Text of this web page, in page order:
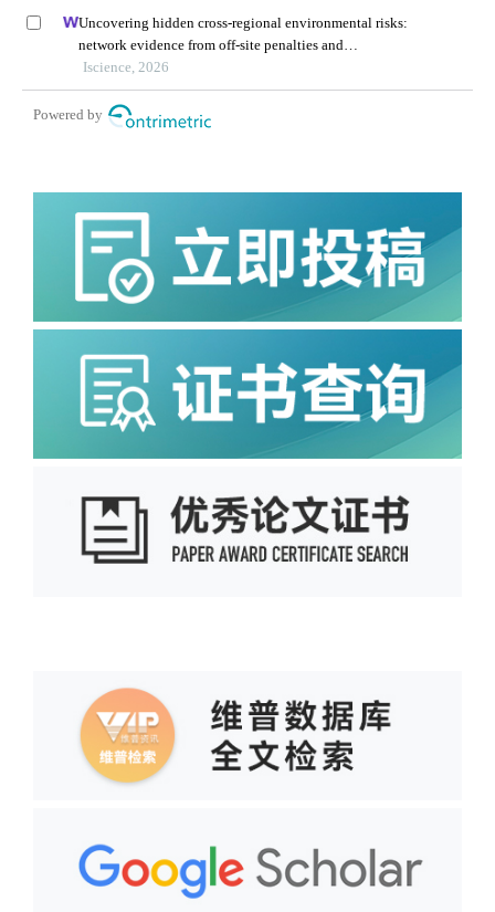
Uncovering hidden cross-regional environmental risks:
network evidence from off-site penalties and
implications for pollution transfer in china
Iscience, 2026
Powered by